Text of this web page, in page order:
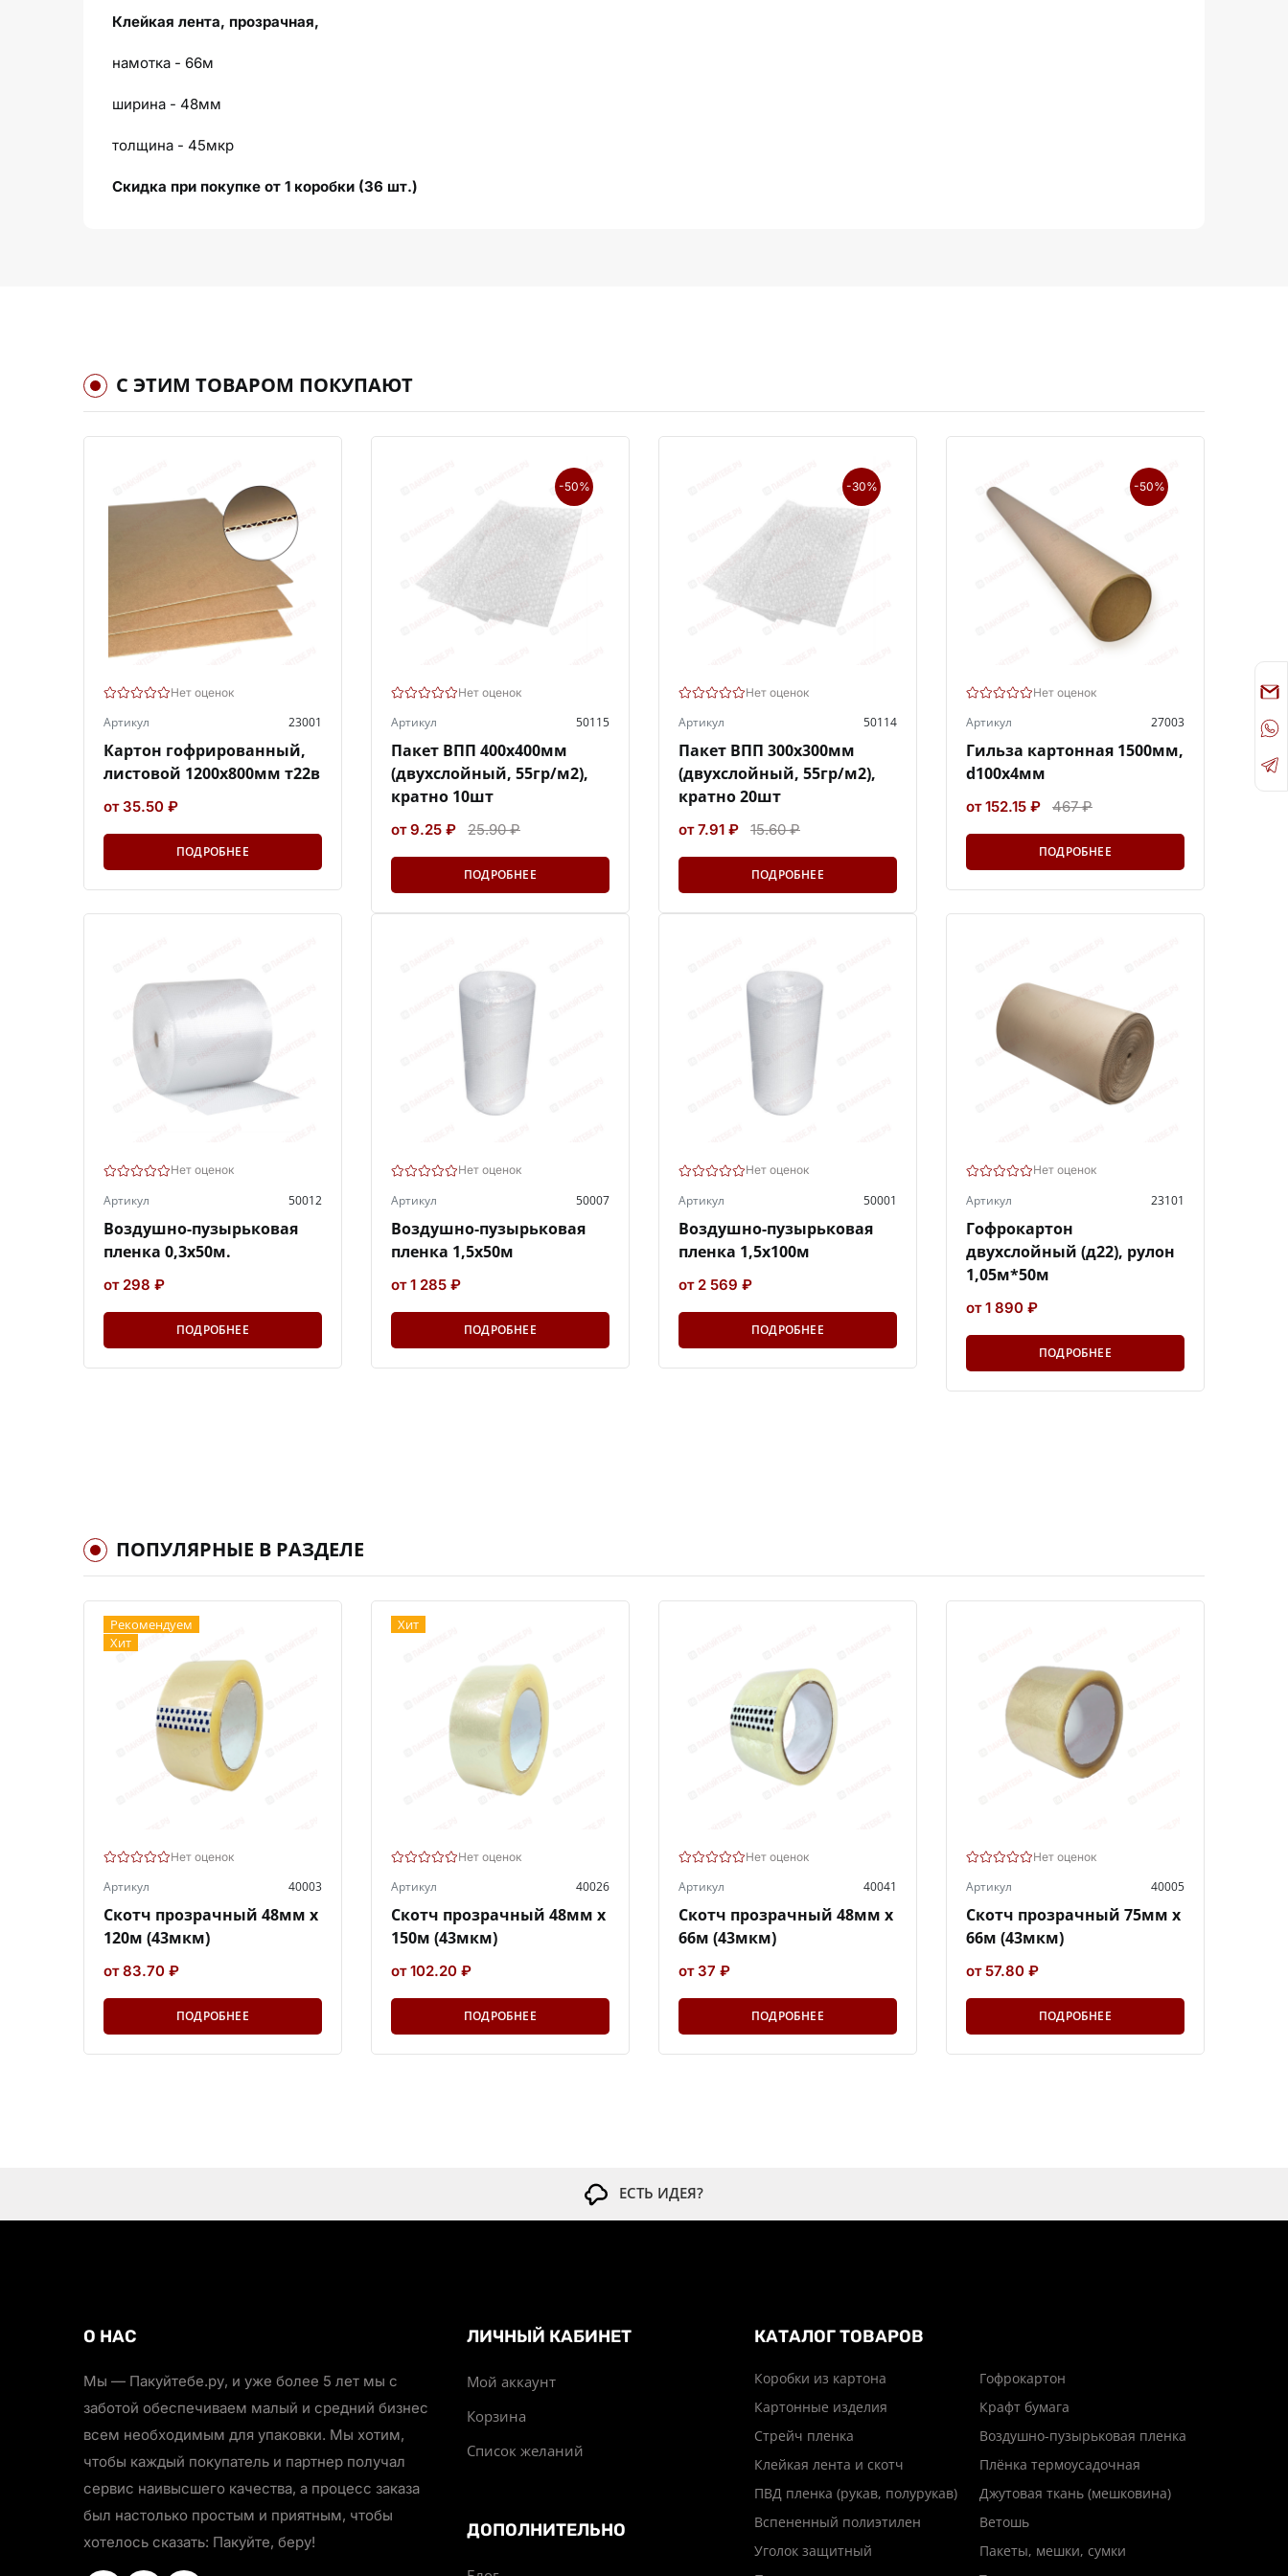
Клейкая лента, прозрачная,
намотка - 66м
ширина - 48мм
толщина - 45мкр
Скидка при покупке от 1 коробки (36 шт.)
С ЭТИМ ТОВАРОМ ПОКУПАЮТ
Нет оценок
Артикул 23001
Картон гофрированный,
листовой 1200х800мм т22в
от 35.50 ₽
ПОДРОБНЕЕ
-50%
Нет оценок
Артикул 50115
Пакет ВПП 400х400мм
(двухслойный, 55гр/м2),
кратно 10шт
от 9.25 ₽ 25.90 ₽
ПОДРОБНЕЕ
-30%
Нет оценок
Артикул 50114
Пакет ВПП 300х300мм
(двухслойный, 55гр/м2),
кратно 20шт
от 7.91 ₽ 15.60 ₽
ПОДРОБНЕЕ
-50%
Нет оценок
Артикул 27003
Гильза картонная 1500мм,
d100x4мм
от 152.15 ₽ 467 ₽
ПОДРОБНЕЕ
Нет оценок
Артикул 50012
Воздушно-пузырьковая
пленка 0,3х50м.
от 298 ₽
ПОДРОБНЕЕ
Нет оценок
Артикул 50007
Воздушно-пузырьковая
пленка 1,5х50м
от 1 285 ₽
ПОДРОБНЕЕ
Нет оценок
Артикул 50001
Воздушно-пузырьковая
пленка 1,5х100м
от 2 569 ₽
ПОДРОБНЕЕ
Нет оценок
Артикул 23101
Гофрокартон
двухслойный (д22), рулон
1,05м*50м
от 1 890 ₽
ПОДРОБНЕЕ
ПОПУЛЯРНЫЕ В РАЗДЕЛЕ
Рекомендуем
Хит
Нет оценок
Артикул 40003
Скотч прозрачный 48мм х
120м (43мкм)
от 83.70 ₽
ПОДРОБНЕЕ
Хит
Нет оценок
Артикул 40026
Скотч прозрачный 48мм х
150м (43мкм)
от 102.20 ₽
ПОДРОБНЕЕ
Нет оценок
Артикул 40041
Скотч прозрачный 48мм х
66м (43мкм)
от 37 ₽
ПОДРОБНЕЕ
Нет оценок
Артикул 40005
Скотч прозрачный 75мм х
66м (43мкм)
от 57.80 ₽
ПОДРОБНЕЕ
ЕСТЬ ИДЕЯ?
О НАС
Мы — Пакуйтебе.ру, и уже более 5 лет мы с
заботой обеспечиваем малый и средний бизнес
всем необходимым для упаковки. Мы хотим,
чтобы каждый покупатель и партнер получал
сервис наивысшего качества, а процесс заказа
был настолько простым и приятным, чтобы
хотелось сказать: Пакуйте, беру!
ЛИЧНЫЙ КАБИНЕТ
Мой аккаунт
Корзина
Список желаний
ДОПОЛНИТЕЛЬНО
КАТАЛОГ ТОВАРОВ
Коробки из картона
Гофрокартон
Картонные изделия
Крафт бумага
Стрейч пленка
Воздушно-пузырьковая пленка
Клейкая лента и скотч
Плёнка термоусадочная
ПВД пленка (рукав, полурукав)
Джутовая ткань (мешковина)
Вспененный полиэтилен
Ветошь
Уголок защитный
Пакеты, мешки, сумки